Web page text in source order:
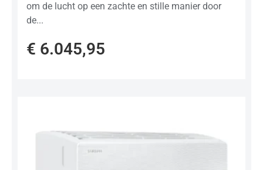
om de lucht op een zachte en stille manier door
de...
€ 6.045,95